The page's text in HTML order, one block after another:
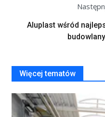
Aluplast wśród
Więcej tematów